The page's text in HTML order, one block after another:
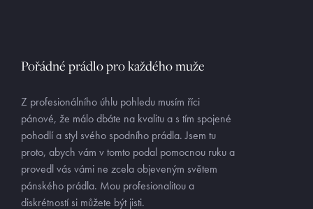
Pořádné prádlo pro každého muže
Z profesionálního úhlu pohledu musím říci
pánové, že málo dbáte na kvalitu a s tím spojené
pohodlí a styl svého spodního prádla. Jsem tu
proto, abych vám v tomto podal pomocnou ruku a
provedl vás vámi ne zcela objeveným světem
pánského prádla. Mou profesionalitou a
diskrétností si můžete být jisti.